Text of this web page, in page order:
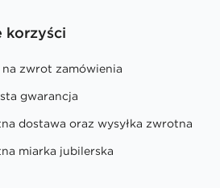
korzyści
na zwrot zamówienia
gwarancja
dostawa oraz wysyłka zwrotna
miarka jubilerska